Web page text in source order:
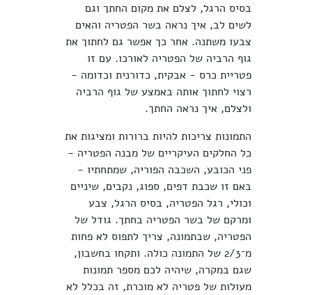
בסיס הרגל, לצלם את מקום החתך וגם
לשים לב, איך נראה בשר הפטריה והאים
צבעו משתנה. אחר כך אפשר גם לחתוך את
גוף הרביה של הפטריה לאורכו. עם זו
פטריית כרס - אבקית, כדורנית וכדומה -
רצוי לחתוך אותה באמצע של גוף הרביה
ולצלם, איך נראה החתך.
התמונות צריכות להיות ברורות ומציגות את
כל החלקים העיקריים של מבנה הפטריה -
פני הכובע, השכבה הפוריה, שמתחתיו -
באם זו שכבת דפים, ספוג, נקבים, שיניים
וכולי, רגל הפטריה, בסיס הרגל, צבע
ומרקם של בשר הפטריה בחתך. גודל של
הפטריה, שבתמונה, צריך לתפוס לא פחות
מ־2/3 של התמונה כולה. ותקחו בחשבון,
שגם במקרה, שיהיה לכם מספר תמונות
מעולות של פטריה לא מוכרת, זה בכלל לא